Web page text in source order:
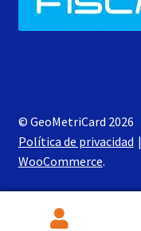
© GeoMetriCard 2026
Política de privacidad
WooCommerce.